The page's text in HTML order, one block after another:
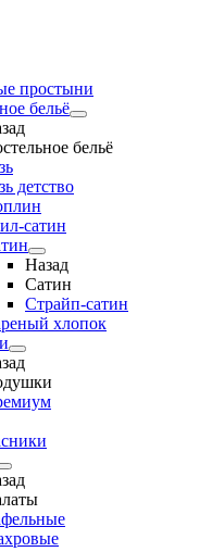
простыни
бельё
бельё
детство
сатин
Назад
Сатин
Страйп-сатин
хлопок